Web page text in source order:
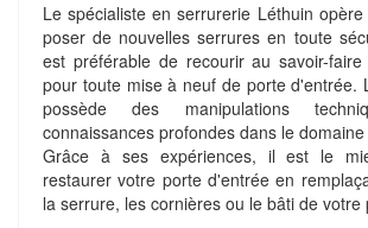
Le spécialiste en serrurerie Léthuin
poser de nouvelles serrures en toute
est préférable de recourir au savoir-
pour toute mise à neuf de porte d'entrée.
possède des manipulations
connaissances profondes dans le
Grâce à ses expériences, il est le
restaurer votre porte d'entrée en
la serrure, les cornières ou le bâti de votre